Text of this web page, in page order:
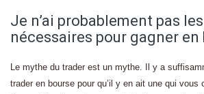
Je n’ai probablement pas
nécessaires pour gagner en
Le mythe du trader est un mythe. Il y a
trader en bourse pour qu’il y en ait une qui vous